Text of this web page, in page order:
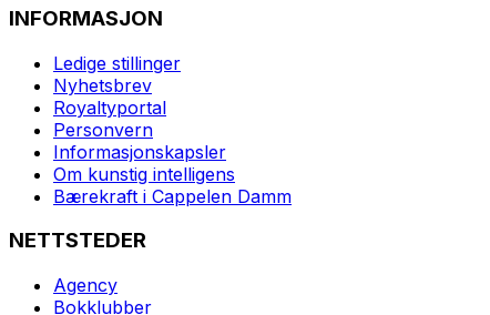
INFORMASJON
Ledige stillinger
Nyhetsbrev
Royaltyportal
Personvern
Informasjonskapsler
Om kunstig intelligens
Bærekraft i Cappelen Damm
NETTSTEDER
Agency
Bokklubber